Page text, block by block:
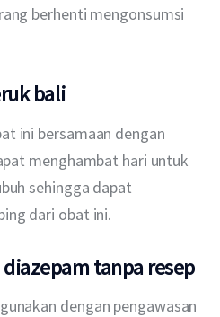
berhenti mengonsumsi
bali
ini bersamaan dengan
menghambat hari untuk
sehingga dapat
dari obat ini.
tanpa resep
dengan pengawasan